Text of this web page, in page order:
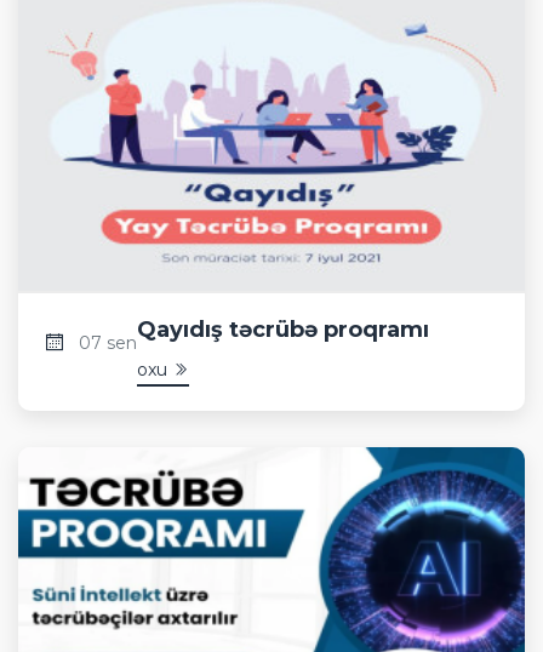
07 senQayıdış təcrübə proqramı
oxu